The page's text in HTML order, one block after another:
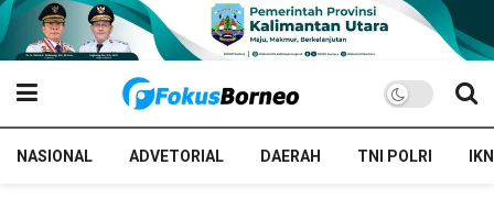
NASIONAL ADVETORIAL DAERAH TNI POLRI IKN